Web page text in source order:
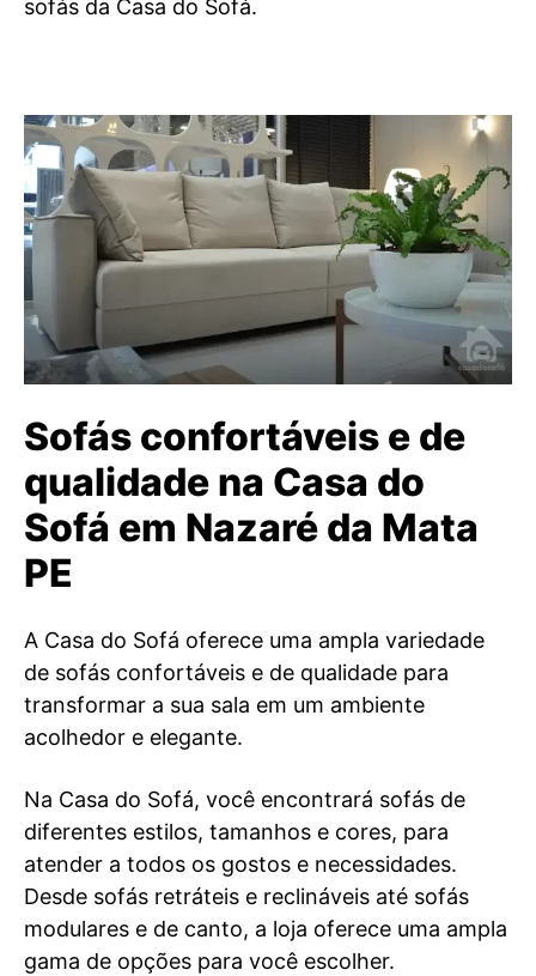
sofás da Casa do Sofá.
Sofás confortáveis e de
qualidade na Casa do
Sofá em Nazaré da Mata
PE
A Casa do Sofá oferece uma ampla variedade
de sofás confortáveis e de qualidade para
transformar a sua sala em um ambiente
acolhedor e elegante.
Na Casa do Sofá, você encontrará sofás de
diferentes estilos, tamanhos e cores, para
atender a todos os gostos e necessidades.
Desde sofás retráteis e reclináveis até sofás
modulares e de canto, a loja oferece uma ampla
gama de opções para você escolher.